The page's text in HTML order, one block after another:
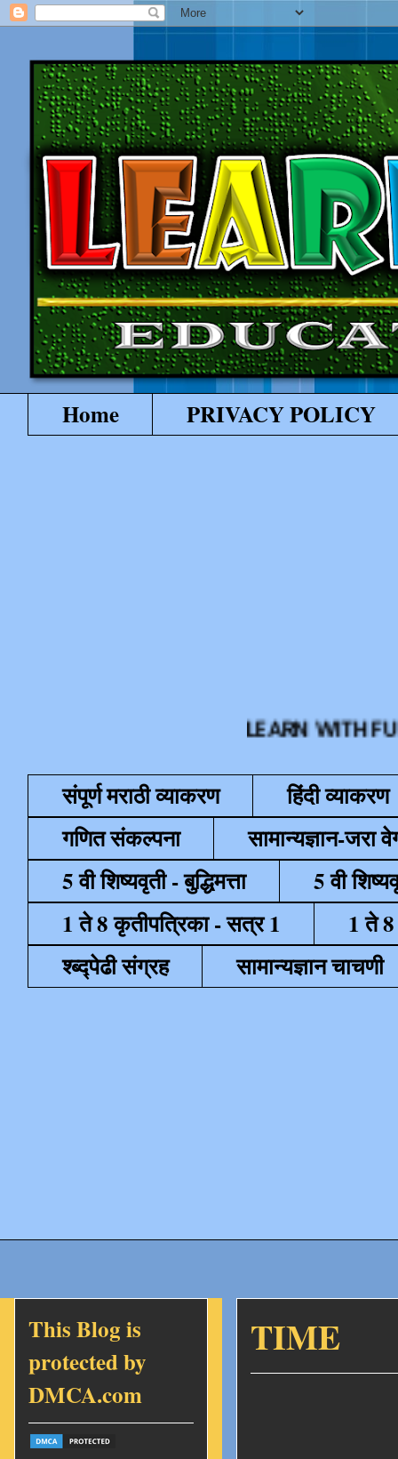
Home PRIVACY POLICY
LEARN WITH FUN
संपूर्ण मराठी व्याकरण
हिंदी व्याकरण
गणित संकल्पना
सामान्यज्ञान-जरा
5 वी शिष्यवृती - बुद्धिमत्ता
5 वी
1 ते 8 कृतीपत्रिका - सत्र 1
1 ते
श्ब्द्पेढी संग्रह
सामान्यज्ञान चाचणी
TIME
This Blog is
protected by
DMCA.com